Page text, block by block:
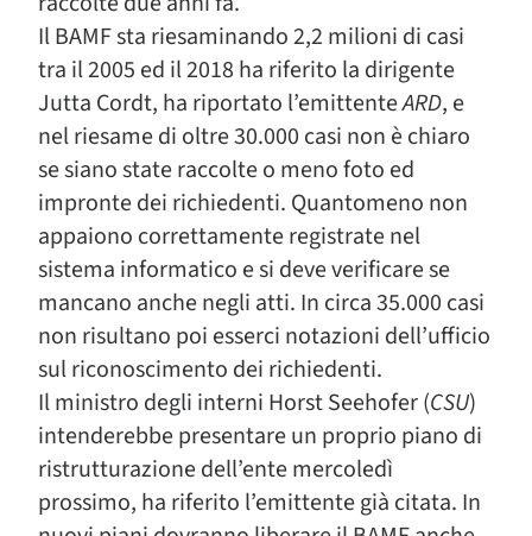
Il BAMF sta riesaminando 2,2 milioni di casi
tra il 2005 ed il 2018 ha riferito la dirigente
Jutta Cordt, ha riportato l’emittenteARD, e
nel riesame di oltre 30.000 casi non è chiaro
se siano state raccolte o meno foto ed
impronte dei richiedenti. Quantomeno non
appaiono correttamente registrate nel
sistema informatico e si deve verificare se
mancano anche negli atti. In circa 35.000 casi
non risultano poi esserci notazioni dell’ufficio
sul riconoscimento dei richiedenti.
Il ministro degli interni Horst Seehofer (CSU)
intenderebbe presentare un proprio piano di
ristrutturazione dell’ente mercoledì
prossimo, ha riferito l’emittente già citata. In